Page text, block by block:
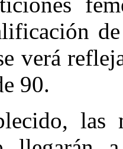
verá
90.
las